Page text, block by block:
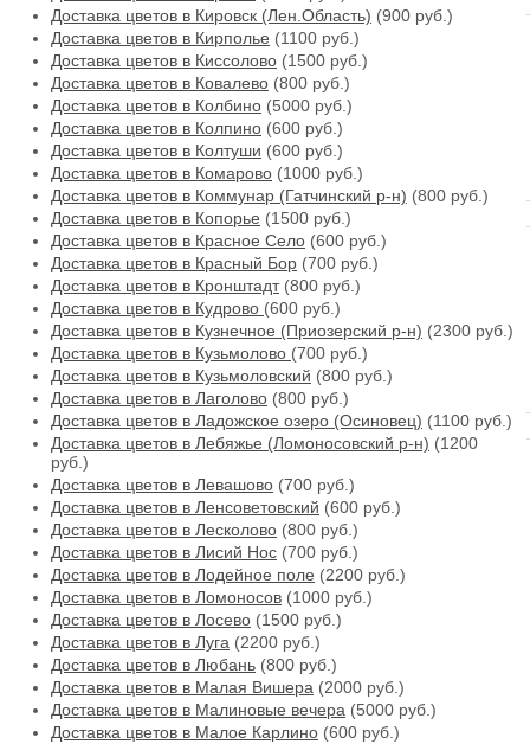
Доставка цветов в Кировск (Лен.Область) (900 руб.)
Доставка цветов в Кирполье (1100 руб.)
Доставка цветов в Киссолово (1500 руб.)
Доставка цветов в Ковалево (800 руб.)
Доставка цветов в Колбино (5000 руб.)
Доставка цветов в Колпино (600 руб.)
Доставка цветов в Колтуши (600 руб.)
Доставка цветов в Комарово (1000 руб.)
Доставка цветов в Коммунар (Гатчинский р-н) (800 руб.)
Доставка цветов в Копорье (1500 руб.)
Доставка цветов в Красное Село (600 руб.)
Доставка цветов в Красный Бор (700 руб.)
Доставка цветов в Кронштадт(800 руб.)
Доставка цветов в Кудрово (600 руб.)
Доставка цветов в Кузнечное (Приозерский р-н) (2300 руб.)
Доставка цветов в Кузьмолово (700 руб.)
Доставка цветов в Кузьмоловский (800 руб.)
Доставка цветов в Лаголово (800 руб.)
Доставка цветов в Ладожское озеро (Осиновец) (1100 руб.)
Доставка цветов в Лебяжье (Ломоносовский р-н) (1200
руб.)
Доставка цветов в Левашово (700 руб.)
Доставка цветов в Ленсоветовский (600 руб.)
Доставка цветов в Лесколово (800 руб.)
Доставка цветов в Лисий Нос (700 руб.)
Доставка цветов в Лодейное поле (2200 руб.)
Доставка цветов в Ломоносов (1000 руб.)
Доставка цветов в Лосево (1500 руб.)
Доставка цветов в Луга (2200 руб.)
Доставка цветов в Любань (800 руб.)
Доставка цветов в Малая Вишера (2000 руб.)
Доставка цветов в Малиновые вечера (5000 руб.)
Доставка цветов в Малое Карлино (600 руб.)